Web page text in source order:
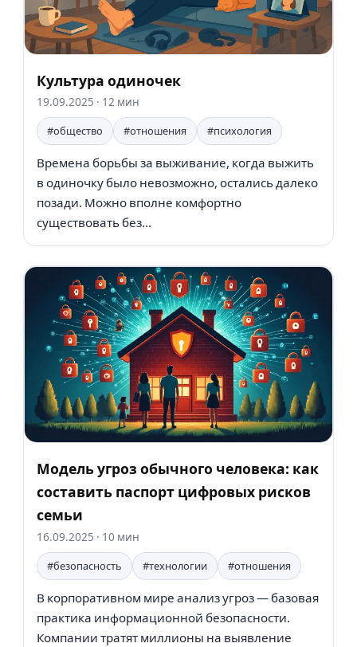
Культура одиночек
19.09.2025 · 12 мин
#общество
#отношения #психология
Времена борьбы за выживание, когда выжить
в одиночку было невозможно, остались далеко
позади. Можно вполне комфортно
существовать без...
Модель угроз обычного человека: как
составить паспорт цифровых рисков
семьи
16.09.2025 · 10 мин
#безопасность
#технологии #отношения
В корпоративном мире анализ угроз — базовая
практика информационной безопасности.
Компании тратят миллионы на выявление